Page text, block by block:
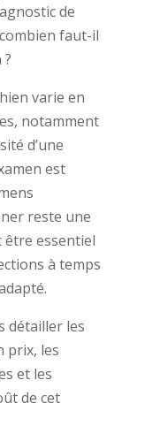
de
faut-il
varie en
notamment
d’une
est
reste une
être essentiel
à temps
détailler les
prix, les
et les
de cet